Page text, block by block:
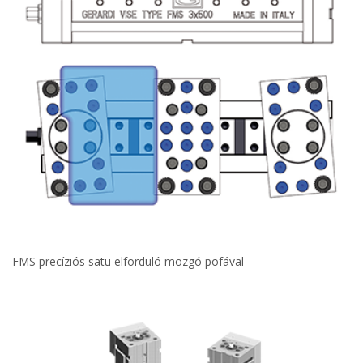
FMS precíziós satu elforduló mozgó pofával